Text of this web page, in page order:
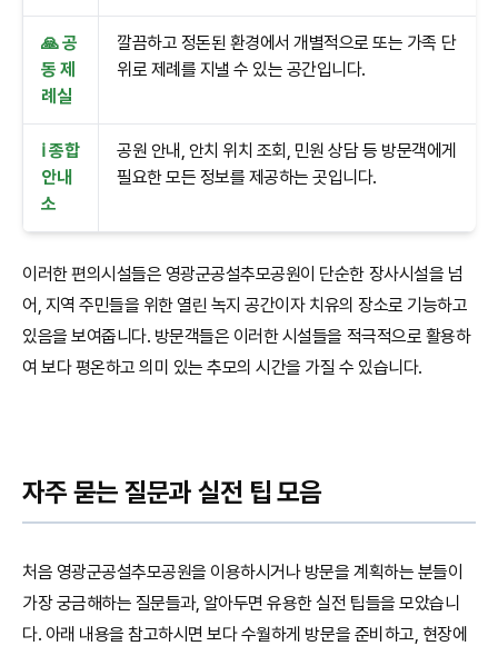
🙏 공
동 제
례실
깔끔하고 정돈된 환경에서 개별적으로 또는 가족 단
위로 제례를 지낼 수 있는 공간입니다.
ℹ️ 종합
안내
소
공원 안내, 안치 위치 조회, 민원 상담 등 방문객에게
필요한 모든 정보를 제공하는 곳입니다.
이러한 편의시설들은 영광군공설추모공원이 단순한 장사시설을 넘
어, 지역 주민들을 위한 열린 녹지 공간이자 치유의 장소로 기능하고
있음을 보여줍니다. 방문객들은 이러한 시설들을 적극적으로 활용하
여 보다 평온하고 의미 있는 추모의 시간을 가질 수 있습니다.
자주 묻는 질문과 실전 팁 모음
처음 영광군공설추모공원을 이용하시거나 방문을 계획하는 분들이
가장 궁금해하는 질문들과, 알아두면 유용한 실전 팁들을 모았습니
다. 아래 내용을 참고하시면 보다 수월하게 방문을 준비하고, 현장에